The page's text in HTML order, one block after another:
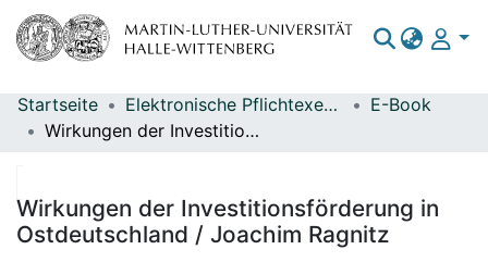
Bereiche & Sammlungen
Statistiken
Startseite Elektronische Pflichtexemplare
E-Book
Wirkungen der Investitionsförderung in Ostdeutschland / Joachim Ragnitz
Wirkungen der Investitionsförderung in
Ostdeutschland / Joachim Ragnitz